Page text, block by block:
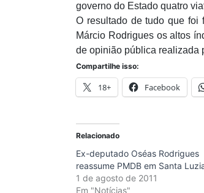
governo do Estado quatro
O resultado de tudo que foi
Márcio Rodrigues os altos
de opinião pública
Compartilhe isso:
18+ Facebook
Relacionado
Ex-deputado Oséas Rodrigues
reassume PMDB em Santa
1 de agosto de 2011
Em "Notícias"